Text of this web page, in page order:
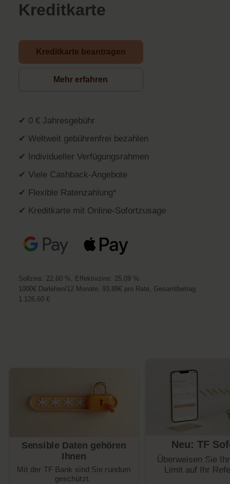
Kreditkarte
Kreditkarte beantragen
Mehr erfahren
✔ 0 € Jahresgebühr
✔ Weltweit gebührenfrei bezahlen
✔ Individueller Verfügungsrahmen
✔ Viele Cashback-Angebote
✔ Flexible Ratenzahlung*
✔ Kreditkarte mit Online-Sofortzusage
Sollzins: 22,60 %, Effektivzins: 25,09 %.
1000€ Darlehen/12 Monate, 93,88€ pro Rate, Gesamtbetrag:
1.126,60 €
Sensible Daten gehören
Ihnen
Mit der TF Bank sind Sie rundum
geschützt.
Neu: TF
Überweisen Sie
Limit auf Ihr